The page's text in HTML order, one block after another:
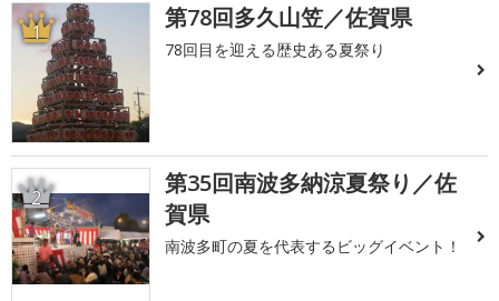
1 第78回多久山笠／佐賀県
78回目を迎える歴史ある夏祭り
2
第35回南波多納涼夏祭り／佐
賀県
南波多町の夏を代表するビッグイベント！